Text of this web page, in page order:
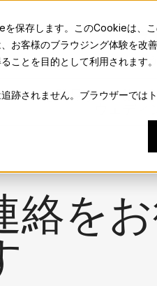
保存します。このCookieは、
お客様のブラウジング体験を改
ことを目的として利用されま
跡されません。ブラウザーでは
地元の人のよ
SMAを発見する 旅の
絡を